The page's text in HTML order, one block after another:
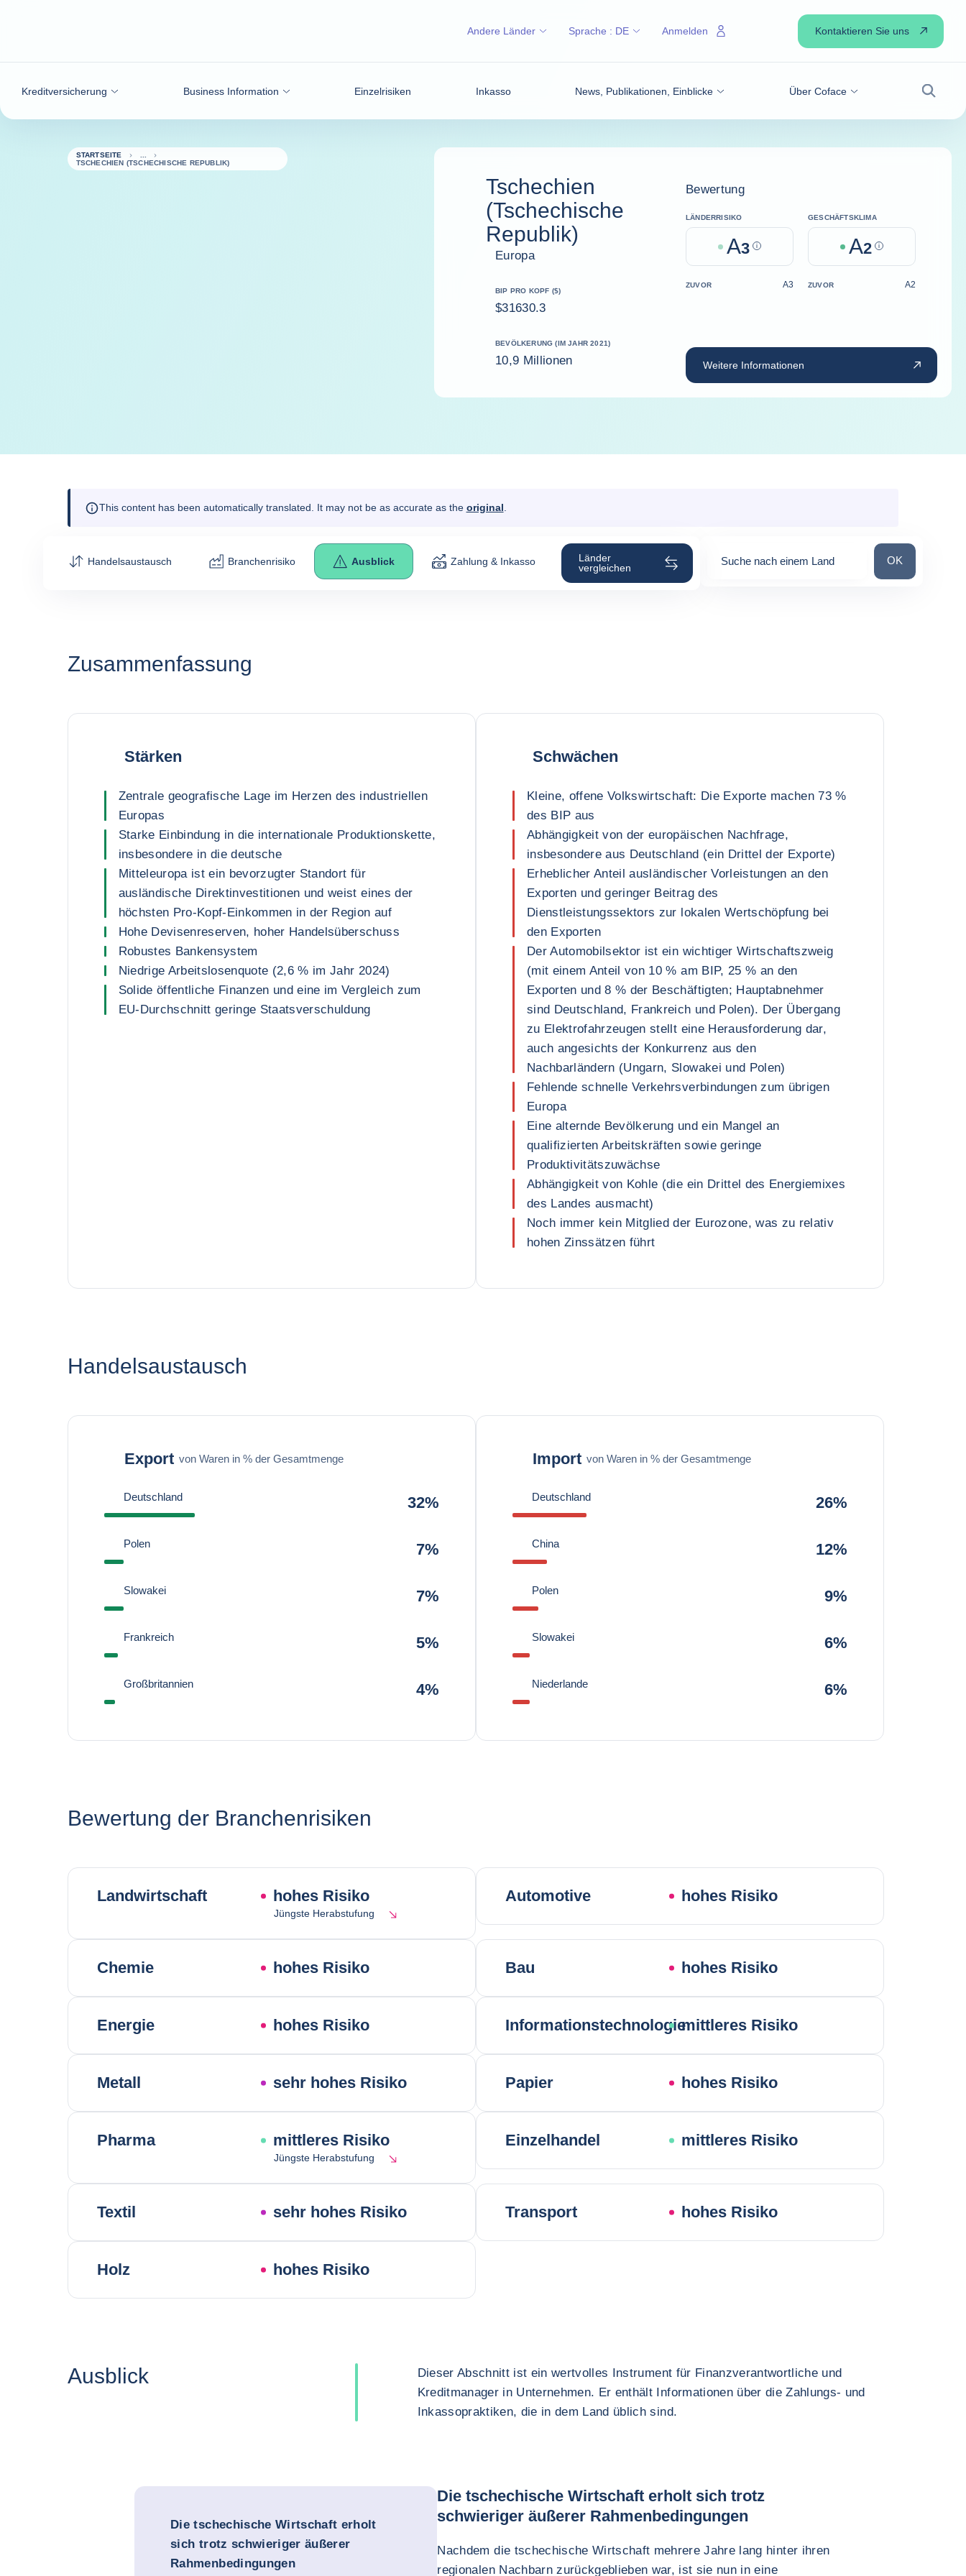
Kreditversicherung Business Information Einzelrisiken Inkasso News, Publikationen, Einblicke Über Coface
Suche
Andere Länder Sprache : DE Anmelden Kontaktieren Sie uns
STARTSEITE
TSCHECHIEN (TSCHECHISCHE REPUBLIK)
Tschechien
(Tschechische
Republik)
Europa
BIP PRO KOPF ($)
$31630.3
BEVÖLKERUNG (IM JAHR 2021)
10,9 Millionen
Bewertung
LÄNDERRISIKO
A3 Help
GESCHÄFTSKLIMA
A2 Help
ZUVOR A3 ZUVOR A2
Weitere Informationen
This content has been automatically translated. It may not be as accurate as the original
Handelsaustausch Branchenrisiko Ausblick Zahlung & Inkasso
Länder
vergleichen
Suche nach einem Land Suche nach
OK
Zusammenfassung
Stärken
Zentrale geografische Lage im Herzen des industriellen
Europas
Starke Einbindung in die internationale Produktionskette,
insbesondere in die deutsche
Mitteleuropa ist ein bevorzugter Standort für
ausländische Direktinvestitionen und weist eines der
höchsten Pro-Kopf-Einkommen in der Region auf
Hohe Devisenreserven, hoher Handelsüberschuss
Robustes Bankensystem
Niedrige Arbeitslosenquote (2,6 % im Jahr 2024)
Solide öffentliche Finanzen und eine im Vergleich zum
EU-Durchschnitt geringe Staatsverschuldung
Schwächen
Kleine, offene Volkswirtschaft: Die Exporte machen 73 %
des BIP aus
Abhängigkeit von der europäischen Nachfrage,
insbesondere aus Deutschland (ein Drittel der Exporte)
Erheblicher Anteil ausländischer Vorleistungen an den
Exporten und geringer Beitrag des
Dienstleistungssektors zur lokalen Wertschöpfung bei
den Exporten
Der Automobilsektor ist ein wichtiger Wirtschaftszweig
(mit einem Anteil von 10 % am BIP, 25 % an den
Exporten und 8 % der Beschäftigten; Hauptabnehmer
sind Deutschland, Frankreich und Polen). Der Übergang
zu Elektrofahrzeugen stellt eine Herausforderung dar,
auch angesichts der Konkurrenz aus den
Nachbarländern (Ungarn, Slowakei und Polen)
Fehlende schnelle Verkehrsverbindungen zum übrigen
Europa
Eine alternde Bevölkerung und ein Mangel an
qualifizierten Arbeitskräften sowie geringe
Produktivitätszuwächse
Abhängigkeit von Kohle (die ein Drittel des Energiemixes
des Landes ausmacht)
Noch immer kein Mitglied der Eurozone, was zu relativ
hohen Zinssätzen führt
Handelsaustausch
Export von Waren in % der Gesamtmenge
Deutschland 32%
Polen 7%
Slowakei 7%
Frankreich 5%
Großbritannien 4%
Import von Waren in % der Gesamtmenge
Deutschland 26%
China 12%
Polen 9%
Slowakei 6%
Niederlande 6%
Bewertung der Branchenrisiken
Landwirtschaft hohes Risiko
Jüngste Herabstufung
Automotive hohes Risiko
Chemie hohes Risiko Bau hohes Risiko
Energie hohes Risiko Informationstechnologiemittleres Risiko
Metall sehr hohes Risiko Papier hohes Risiko
Pharma mittleres Risiko
Jüngste Herabstufung
Einzelhandel mittleres Risiko
Textil sehr hohes Risiko Transport hohes Risiko
Holz hohes Risiko
Ausblick
Dieser Abschnitt ist ein wertvolles Instrument für Finanzverantwortliche und
Kreditmanager in Unternehmen. Er enthält Informationen über die Zahlungs- und
Inkassopraktiken, die in dem Land üblich sind.
Die tschechische Wirtschaft erholt
sich trotz schwieriger äußerer
Rahmenbedingungen
Die tschechische Wirtschaft erholt sich trotz
schwieriger äußerer Rahmenbedingungen
Nachdem die tschechische Wirtschaft mehrere Jahre lang hinter ihren
regionalen Nachbarn zurückgeblieben war, ist sie nun in eine